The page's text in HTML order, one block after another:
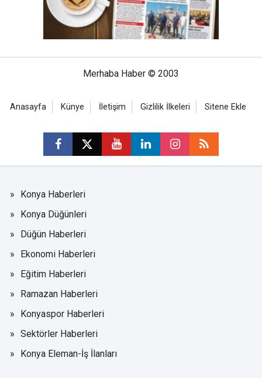
Merhaba Haber © 2003
Anasayfa Künye İletişim Gizlilik İlkeleri Sitene Ekle
Konya Haberleri
Konya Düğünleri
Düğün Haberleri
Ekonomi Haberleri
Eğitim Haberleri
Ramazan Haberleri
Konyaspor Haberleri
Sektörler Haberleri
Konya Eleman-İş İlanları